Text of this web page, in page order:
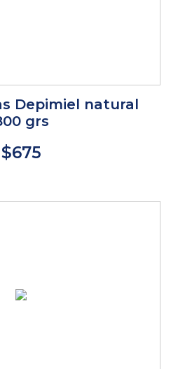
Depimiel natural
grs
$675